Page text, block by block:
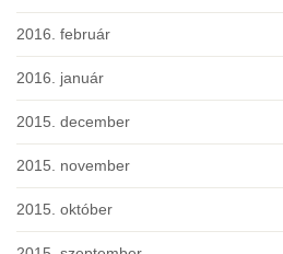
2016. február
2016. január
2015. december
2015. november
2015. október